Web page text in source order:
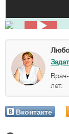
лет.
Вконтакте